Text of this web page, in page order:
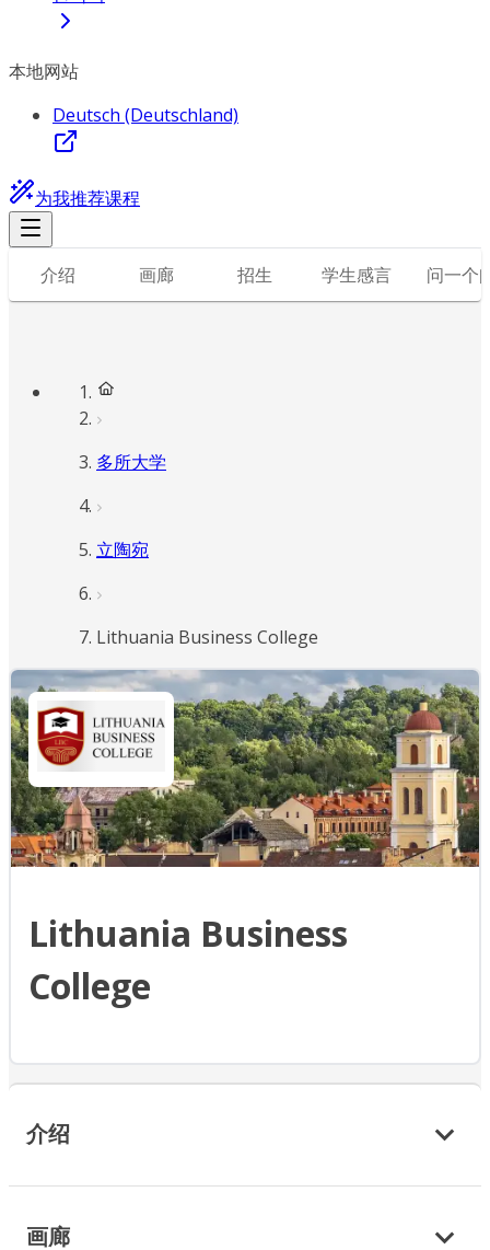
本地网站
Deutsch (Deutschland)
为我推荐课程
介绍 画廊 招生 学生感言 问一个
多所大学
立陶宛
Lithuania Business College
Lithuania Business
College
介绍
画廊